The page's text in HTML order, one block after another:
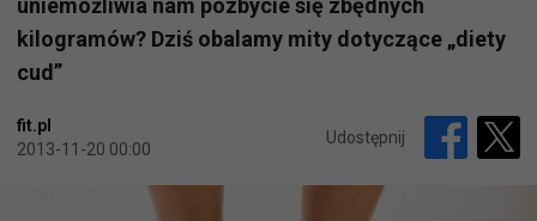
uniemożliwia nam pozbycie się zbędnych
kilogramów? Dziś obalamy mity dotyczące „diety
cud”
fit.pl
2013-11-20 00:00
Udostępnij